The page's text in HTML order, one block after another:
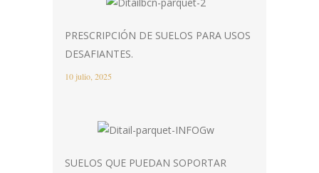
PRESCRIPCIÓN DE SUELOS PARA USOS
DESAFIANTES.
10 julio, 2025
SUELOS QUE PUEDAN SOPORTAR